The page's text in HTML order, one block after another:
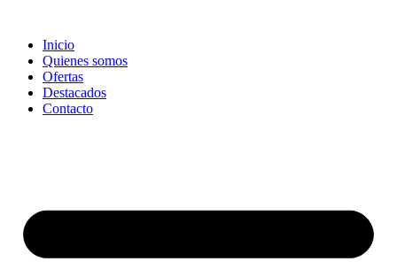
contenido
Inicio
Quienes somos
Ofertas
Destacados
Contacto